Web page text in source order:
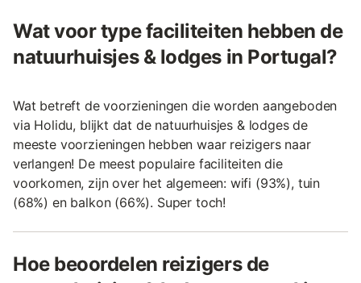
Wat voor type faciliteiten hebben de
natuurhuisjes & lodges in Portugal?
Wat betreft de voorzieningen die worden aangeboden
via Holidu, blijkt dat de natuurhuisjes & lodges de
meeste voorzieningen hebben waar reizigers naar
verlangen! De meest populaire faciliteiten die
voorkomen, zijn over het algemeen: wifi (93%), tuin
(68%) en balkon (66%). Super toch!
Hoe beoordelen reizigers de